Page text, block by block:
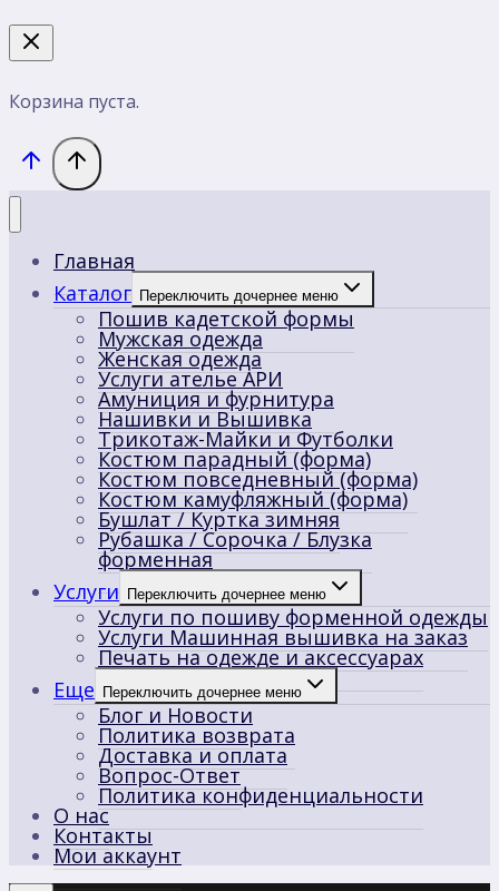
Корзина пуста.
Главная
Каталог Переключить дочернее меню
Пошив кадетской формы
Мужская одежда
Женская одежда
Услуги ателье АРИ
Амуниция и фурнитура
Нашивки и Вышивка
Трикотаж-Майки и Футболки
Костюм парадный (форма)
Костюм повседневный (форма)
Костюм камуфляжный (форма)
Бушлат / Куртка зимняя
Рубашка / Сорочка / Блузка
форменная
Услуги Переключить дочернее меню
Услуги по пошиву форменной одежды
Услуги Машинная вышивка на заказ
Печать на одежде и аксессуарах
Еще
Переключить дочернее меню
Блог и Новости
Политика возврата
Доставка и оплата
Вопрос-Ответ
Политика конфиденциальности
О нас
Контакты
Мои аккаунт